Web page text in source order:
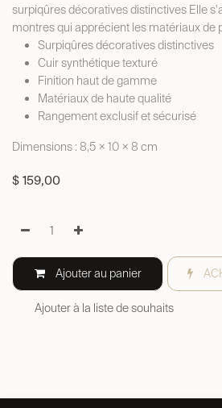
surpiqûres décoratives distinctives Elle
montres qui apprécient les matériaux de
Surpiqûres décoratives distinctives
Cuir synthétique texturé
Finition haut de gamme
Matériaux de haute qualité
Rangement exclusif et sécurisé
Dimensions : 8,5 × 10 × 8 cm
$ 159,00
Ajouter au panier
Ajouter à la liste de souhaits